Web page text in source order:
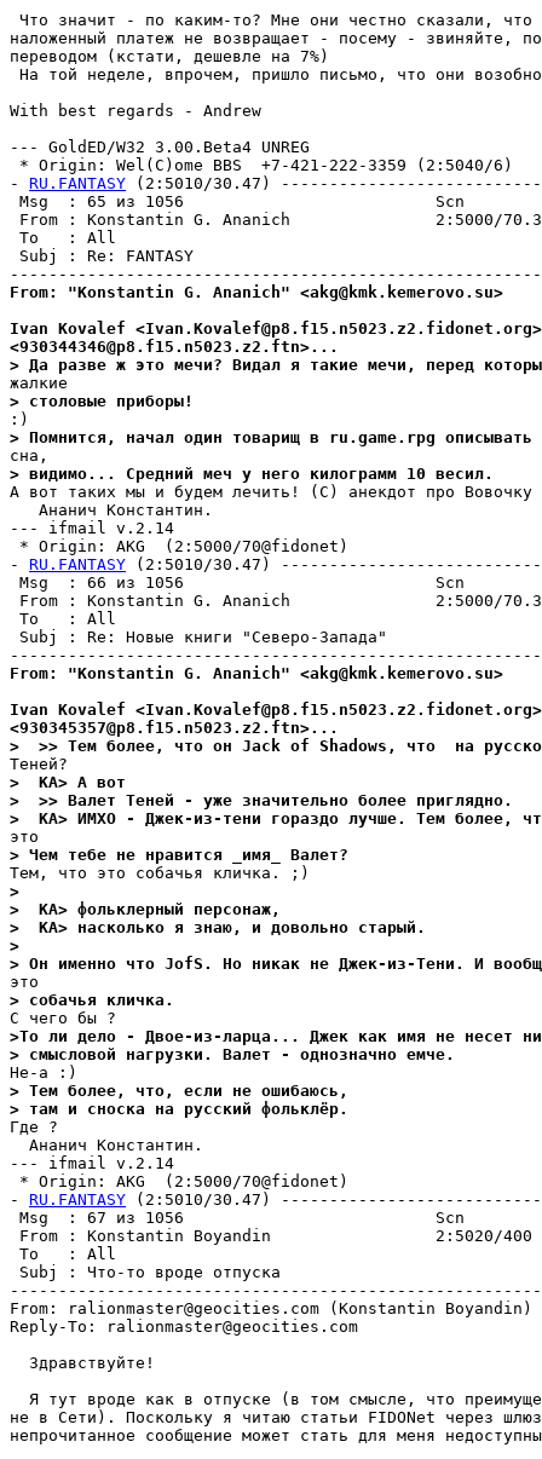
Что значит - по каким-то? Мне они честно сказали, что
наложенный платеж не возвращает - посему - звиняйте,
переводом (кстати, дешевле на 7%)
На той неделе, впрочем, пришло письмо, что они
With best regards - Andrew
--- GoldED/W32 3.00.Beta4 UNREG
* Origin: Wel(C)ome BBS  +7-421-222-3359 (2:5040/6)
- RU.FANTASY (2:5010/30.47)
Msg  : 65 из 1056
From : Konstantin G. Ananich               2:5000/
To   : All
Subj : Re:
From: "Konstantin G. Ananich" <akg@kmk.kemerovo.su>
Ivan Kovalef <Ivan.Kovalef@p8.f15.n5023.z2.fidonet.org>
<930344346@p8.f15.n5023.z2.ftn>...
> Да разве ж это мечи? Видал я такие мечи, перед
> столовые пpибоpы!
> Помнится, начал один товарищ в ru.game.rpg описывать
> видимо... Средний меч у него килограмм 10 весил.
А вот таких мы и будем лечить! (С) анекдот про Вовочку
   Ананич Константин.
--- ifmail v.2.14
* Origin: AKG  (2:5000/70@fidonet)
- RU.FANTASY (2:5010/30.47)
Msg  : 66 из 1056
From : Konstantin G. Ananich               2:5000/
To   : All
Subj : Re: Новые книги
From: "Konstantin G. Ananich" <akg@kmk.kemerovo.su>
Ivan Kovalef <Ivan.Kovalef@p8.f15.n5023.z2.fidonet.org>
<930345357@p8.f15.n5023.z2.ftn>...
>  >> Тем более, что он Jack of Shadows, что  на
>  KA> А вот
>  >> Валет Теней - уже значительно более пpиглядно.
>  KA> ИМХО - Джек-из-тени гораздо лучше. Тем более,
> Чем тебе не нpавится _имя_ Валет?
>
>  KA> фольклерный персонаж,
>  KA> насколько я знаю, и довольно старый.
>
> Он именно что JofS. Но никак не Джек-из-Тени. И
> собачья кличка.
>То ли дело - Двое-из-лаpца... Джек как имя не несет
> смысловой нагpузки. Валет - однозначно емче.
> Тем более, что, если не ошибаюсь,
> там и сноска на русский фольклёp.
Где ?
  Ананич Константин.
--- ifmail v.2.14
* Origin: AKG  (2:5000/70@fidonet)
- RU.FANTASY (2:5010/30.47)
Msg  : 67 из 1056
From : Konstantin Boyandin                 2:5020/400
To   : All
Subj : Что-то
From: ralionmaster@geocities.com (Konstantin Boyandin)
Reply-To: ralionmaster@geocities.com
  Здравствуйте!
Я тут вроде как в отпуске (в том смысле, что
не в Сети). Поскольку я читаю статьи FIDONet через
непрочитанное сообщение может стать для меня